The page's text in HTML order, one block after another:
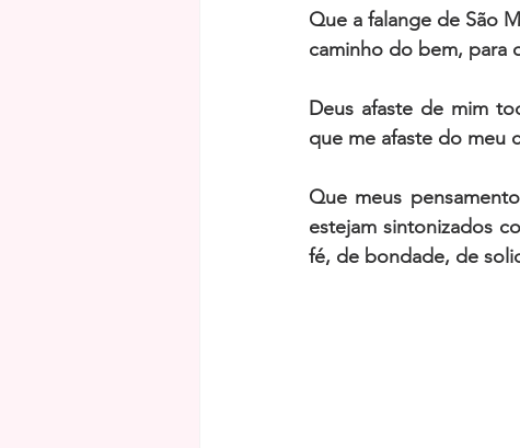
Que a falange de São
caminho do bem, para
Deus afaste de mim
que me afaste do meu
Que meus
estejam sintonizados
fé, de bondade, de